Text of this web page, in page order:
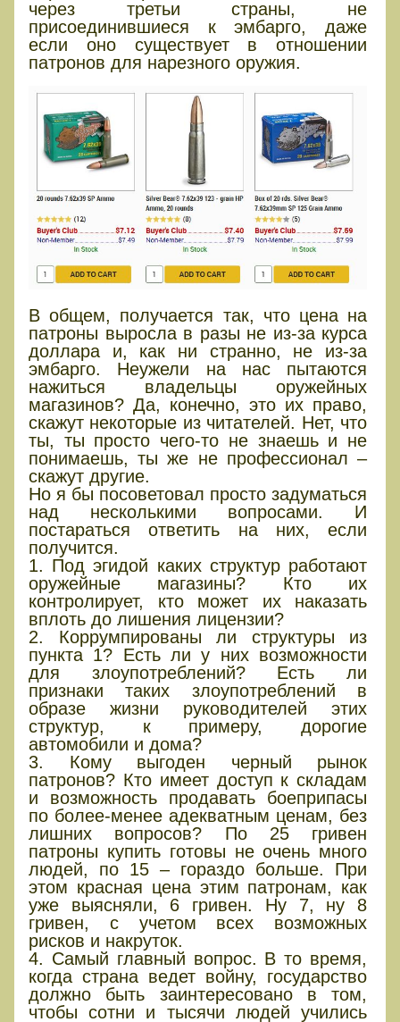
через третьи страны, не
присоединившиеся к эмбарго, даже
если оно существует в отношении
патронов для нарезного оружия.
В общем, получается так, что цена на
патроны выросла в разы не из-за курса
доллара и, как ни странно, не из-за
эмбарго. Неужели на нас пытаются
нажиться владельцы оружейных
магазинов? Да, конечно, это их право,
скажут некоторые из читателей. Нет, что
ты, ты просто чего-то не знаешь и не
понимаешь, ты же не профессионал –
скажут другие.
Но я бы посоветовал просто задуматься
над несколькими вопросами. И
постараться ответить на них, если
получится.
1. Под эгидой каких структур работают
оружейные магазины? Кто их
контролирует, кто может их наказать
вплоть до лишения лицензии?
2. Коррумпированы ли структуры из
пункта 1? Есть ли у них возможности
для злоупотреблений? Есть ли
признаки таких злоупотреблений в
образе жизни руководителей этих
структур, к примеру, дорогие
автомобили и дома?
3. Кому выгоден черный рынок
патронов? Кто имеет доступ к складам
и возможность продавать боеприпасы
по более-менее адекватным ценам, без
лишних вопросов? По 25 гривен
патроны купить готовы не очень много
людей, по 15 – гораздо больше. При
этом красная цена этим патронам, как
уже выясняли, 6 гривен. Ну 7, ну 8
гривен, с учетом всех возможных
рисков и накруток.
4. Самый главный вопрос. В то время,
когда страна ведет войну, государство
должно быть заинтересовано в том,
чтобы сотни и тысячи людей учились